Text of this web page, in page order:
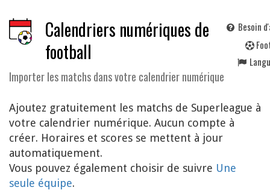
Calendriers numériques de
football
Importer les matchs dans votre calendrier numérique
Besoin
F
Ajoutez gratuitement les matchs de Superleague à
votre calendrier numérique. Aucun compte à
créer. Horaires et scores se mettent à jour
automatiquement.
Vous pouvez également choisir de suivre Une
seule équipe.